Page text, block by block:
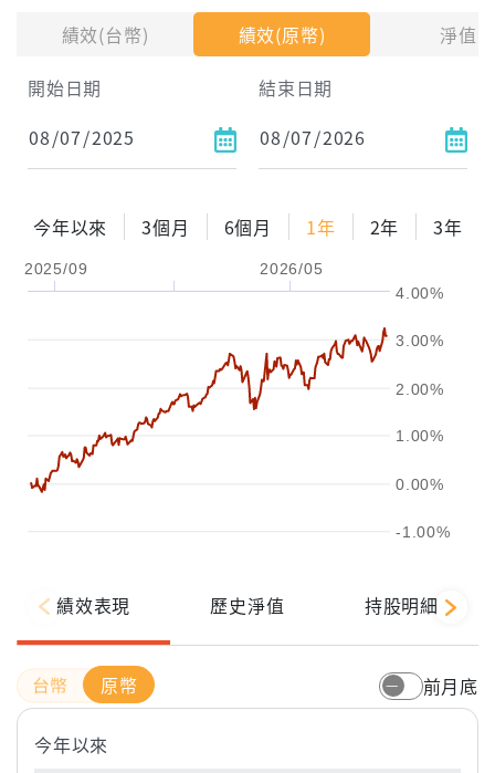
績效(台幣) 績效(原幣)
淨值
開始日期
結束日期
今年以來 3個月 6個月 1年 2年 3年
2025/09 2026/05
-1.00%
0.00%
1.00%
2.00%
3.00%
4.00%
每月Pay出方式
依金額
依比例
0% 年化自由Pay率
2年 3年
績效表現 歷史淨值 持股明細
原幣 前月底
今年以來